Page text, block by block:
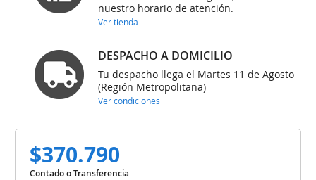
nuestro horario de atención.
Ver tienda
DESPACHO A DOMICILIO
Tu despacho llega el Martes 11 de Agosto
(Región Metropolitana)
Ver condiciones
$370.790
Contado o Transferencia